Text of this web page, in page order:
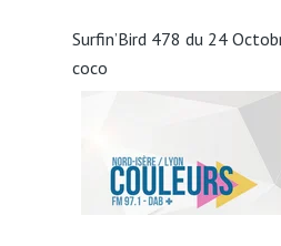
Surfin’Bird 478 du 24
coco